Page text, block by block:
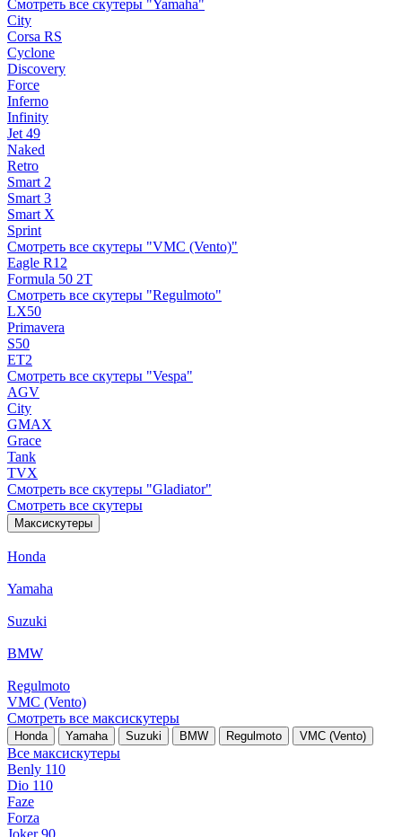
Смотреть все скутеры "Yamaha"
City
Corsa RS
Cyclone
Discovery
Force
Inferno
Infinity
Jet 49
Naked
Retro
Smart 2
Smart 3
Smart X
Sprint
Смотреть все скутеры "VMC (Vento)"
Eagle R12
Formula 50 2Т
Смотреть все скутеры "Regulmoto"
LX50
Primavera
S50
ET2
Смотреть все скутеры "Vespa"
AGV
City
GMAX
Grace
Tank
TVX
Смотреть все скутеры "Gladiator"
Смотреть все скутеры
Максискутеры
Honda
Yamaha
Suzuki
BMW
Regulmoto
VMC (Vento)
Смотреть все максискутеры
Honda Yamaha Suzuki BMW Regulmoto VMC (Vento)
Все максискутеры
Benly 110
Dio 110
Faze
Forza